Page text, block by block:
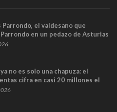
Parrondo, el valdesano que
en un pedazo de Asturias
ya no es solo una chapuza: el
cifra en casi 20 millones el
trenes que no cabían por los